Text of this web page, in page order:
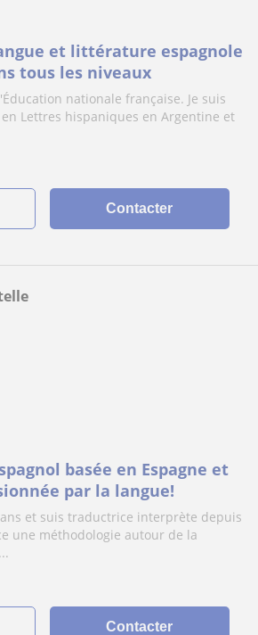
et littérature espagnole
tous les niveaux
nationale française. Je suis
Lettres hispaniques en Argentine et
Contacter
basée en Espagne et
par la langue!
et suis traductrice interprète depuis
une méthodologie autour de la
Contacter